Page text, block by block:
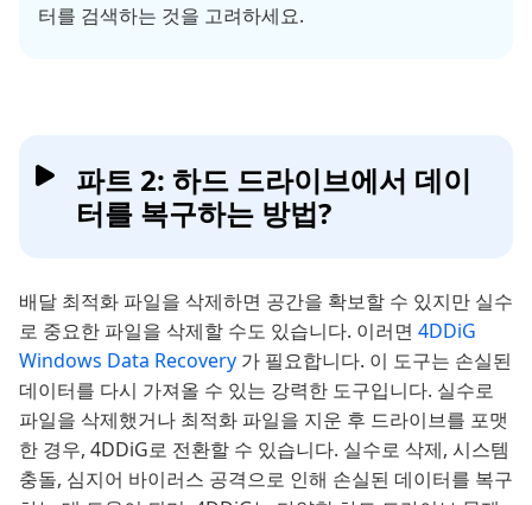
터를 검색하는 것을 고려하세요.
파트 2: 하드 드라이브에서 데이
터를 복구하는 방법?
배달 최적화 파일을 삭제하면 공간을 확보할 수 있지만 실수
로 중요한 파일을 삭제할 수도 있습니다. 이러면 4DDiG
Windows Data Recovery 가 필요합니다. 이 도구는 손실된
데이터를 다시 가져올 수 있는 강력한 도구입니다. 실수로
파일을 삭제했거나 최적화 파일을 지운 후 드라이브를 포맷
한 경우, 4DDiG로 전환할 수 있습니다. 실수로 삭제, 시스템
충돌, 심지어 바이러스 공격으로 인해 손실된 데이터를 복구